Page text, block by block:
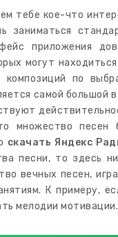
тебе кое-что
заниматься
приложения
могут находиться
по
самой большой
множество песен
скачать Яндекс
песни, то здесь
вечных песен,
К примеру,
мелодии мотивации.